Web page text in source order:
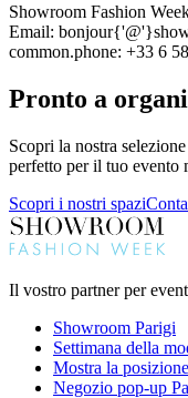
Showroom Fashion
Email:
common.phone: +33 6
Pronto a
Scopri la nostra
perfetto per il tuo evento
Scopri i nostri spazi
Il vostro partner per
Showroom Parigi
Settimana della
Mostra la
Negozio pop-up